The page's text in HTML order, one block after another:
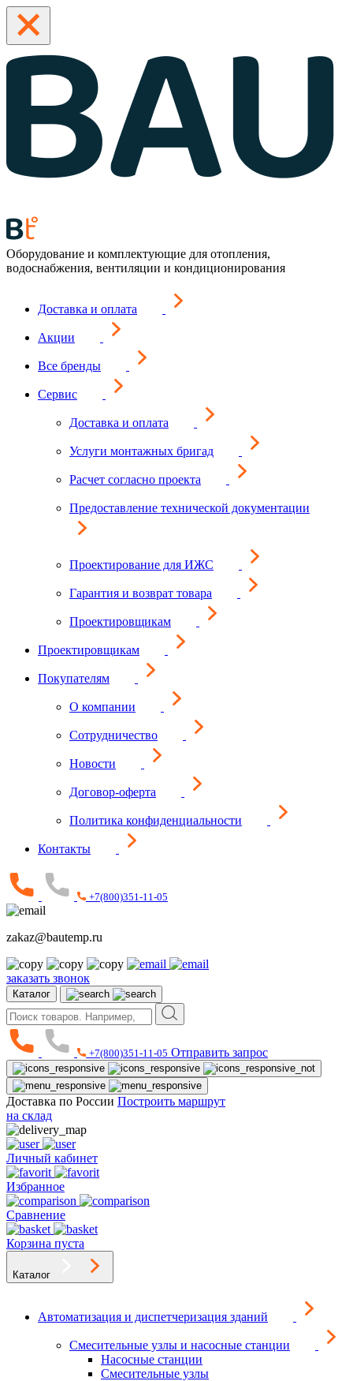
Оборудование и комплектующие для отопления,
водоснабжения, вентиляции и кондиционирования
Доставка и оплата
Акции
Все бренды
Сервис
Доставка и оплата
Услуги монтажных бригад
Расчет согласно проекта
Предоставление технической документации
Проектирование для ИЖС
Гарантия и возврат товара
Проектировщикам
Проектировщикам
Покупателям
О компании
Сотрудничество
Новости
Договор-оферта
Политика конфиденциальности
Контакты
+7(800)351-11-05
zakaz@bautemp.ru
заказать звонок
Каталог
+7(800)351-11-05 Отправить запрос
Доставка по России Построить маршрут
на склад
Личный кабинет
Избранное
Сравнение
Корзина пуста
Каталог
Автоматизация и диспетчеризация зданий
Смесительные узлы и насосные станции
Насосные станции
Смесительные узлы